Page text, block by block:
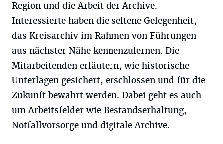
Region und die Arbeit der Archive.
Interessierte haben die seltene Gelegenheit,
das Kreisarchiv im Rahmen von Führungen
aus nächster Nähe kennenzulernen. Die
Mitarbeitenden erläutern, wie historische
Unterlagen gesichert, erschlossen und für die
Zukunft bewahrt werden. Dabei geht es auch
um Arbeitsfelder wie Bestandserhaltung,
Notfallvorsorge und digitale Archive.